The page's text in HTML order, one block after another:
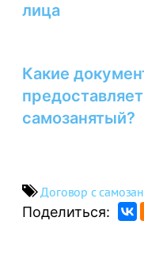
лица
Какие
предоставляет
самозанятый?
Договор с
Поделиться: